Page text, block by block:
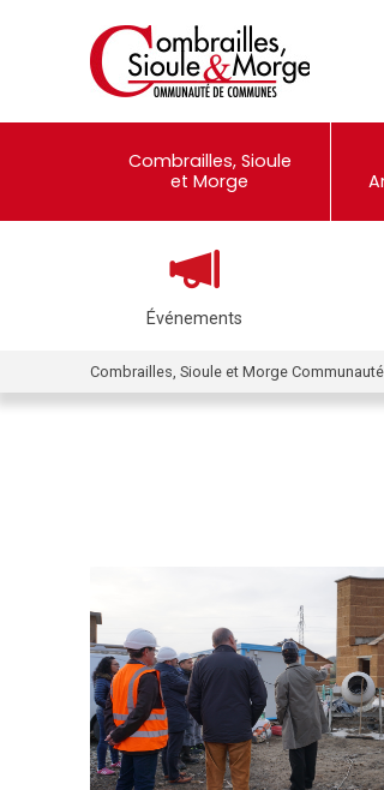
Combrailles, Sioule
et Morge
Événements
Combrailles, Sioule et Morge Communauté